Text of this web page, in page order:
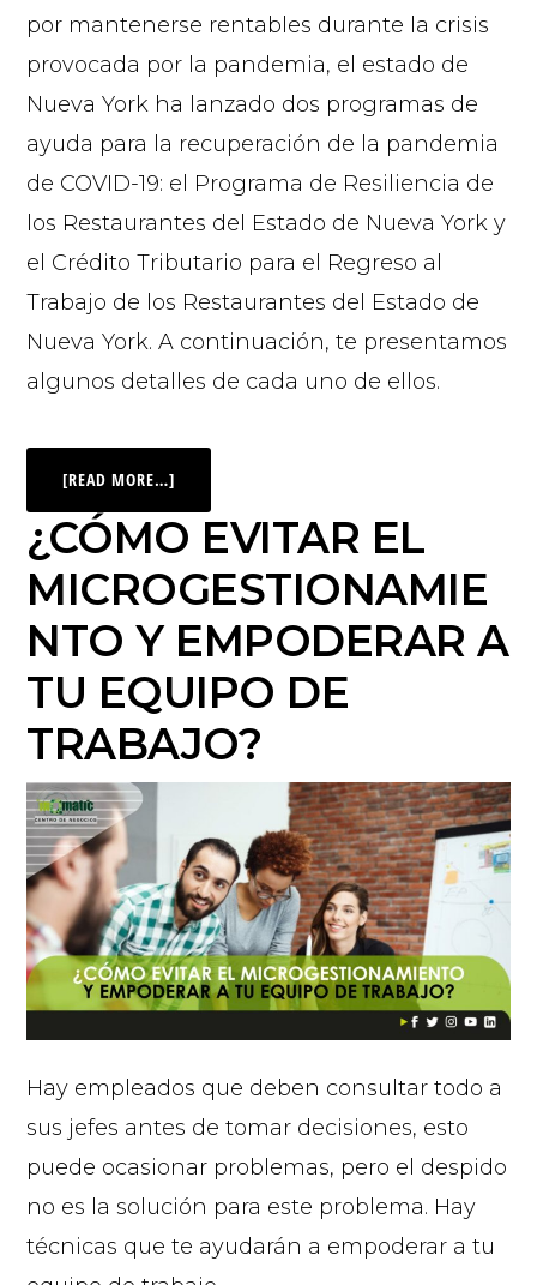
por mantenerse rentables durante la crisis
provocada por la pandemia, el estado de
Nueva York ha lanzado dos programas de
ayuda para la recuperación de la pandemia
de COVID-19: el Programa de Resiliencia de
los Restaurantes del Estado de Nueva York y
el Crédito Tributario para el Regreso al
Trabajo de los Restaurantes del Estado de
Nueva York. A continuación, te presentamos
algunos detalles de cada uno de ellos.
[READ MORE…]
¿CÓMO EVITAR EL
MICROGESTIONAMIE
NTO Y EMPODERAR A
TU EQUIPO DE
TRABAJO?
Hay empleados que deben consultar todo a
sus jefes antes de tomar decisiones, esto
puede ocasionar problemas, pero el despido
no es la solución para este problema. Hay
técnicas que te ayudarán a empoderar a tu